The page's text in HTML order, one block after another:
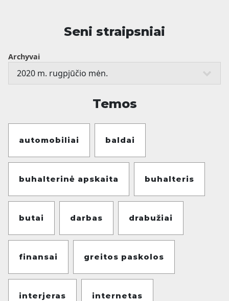
Seni straipsniai
Archyvai
Temos
automobiliai baldai
buhalterinė apskaita buhalteris
butai darbas drabužiai
finansai greitos paskolos
interjeras internetas